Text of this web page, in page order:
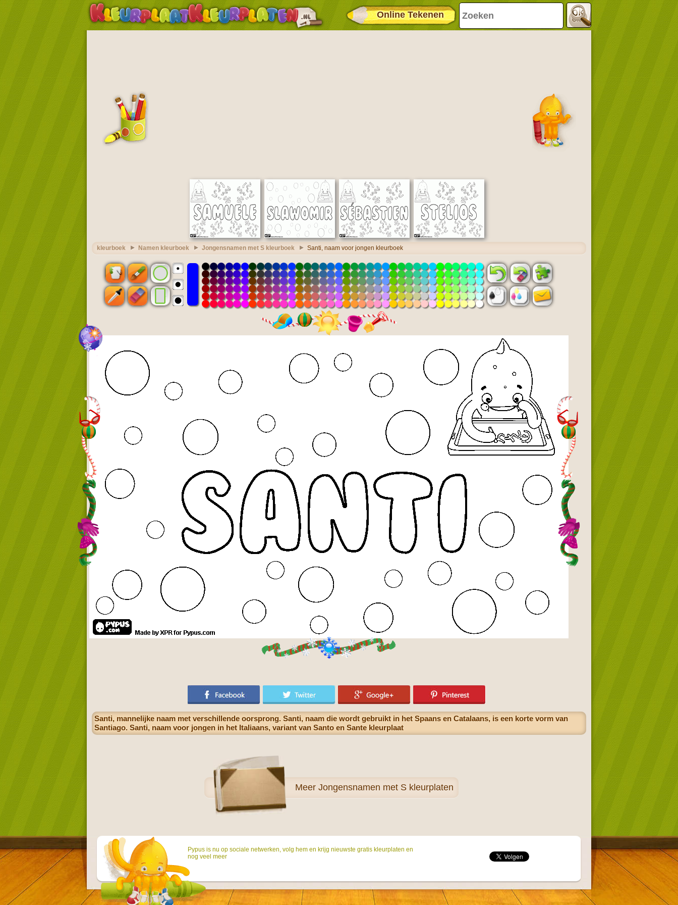
Online Tekenen
kleurboek Namen kleurboek Jongensnamen met S kleurboek Santi, naam voor jongen kleurboek
Santi, mannelijke naam met verschillende oorsprong. Santi, naam die wordt gebruikt in het Spaans en Catalaans, is een korte vorm van
Santiago. Santi, naam voor jongen in het Italiaans, variant van Santo en Sante kleurplaat
Meer Jongensnamen met S kleurplaten
Pypus is nu op sociale netwerken, volg hem en krijg nieuwste gratis kleurplaten en
nog veel meer